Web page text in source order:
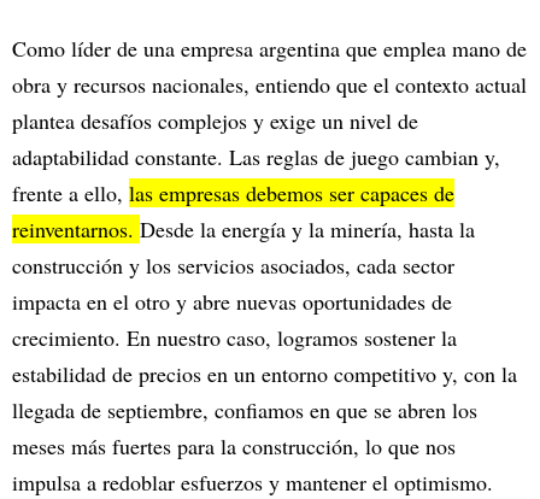
Como líder de una empresa argentina que emplea mano de
obra y recursos nacionales, entiendo que el contexto actual
plantea desafíos complejos y exige un nivel de
adaptabilidad constante. Las reglas de juego cambian y,
frente a ello, las empresas debemos ser capaces de
reinventarnos. Desde la energía y la minería, hasta la
construcción y los servicios asociados, cada sector
impacta en el otro y abre nuevas oportunidades de
crecimiento. En nuestro caso, logramos sostener la
estabilidad de precios en un entorno competitivo y, con la
llegada de septiembre, confiamos en que se abren los
meses más fuertes para la construcción, lo que nos
impulsa a redoblar esfuerzos y mantener el optimismo.